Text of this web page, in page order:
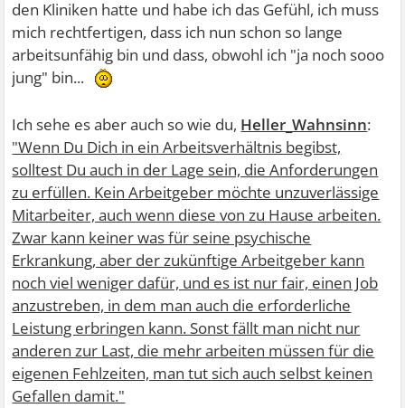
den Kliniken hatte und habe ich das Gefühl, ich muss
mich rechtfertigen, dass ich nun schon so lange
arbeitsunfähig bin und dass, obwohl ich "ja noch sooo
jung" bin...
Ich sehe es aber auch so wie du, Heller_Wahnsinn:
"Wenn Du Dich in ein Arbeitsverhältnis begibst,
solltest Du auch in der Lage sein, die Anforderungen
zu erfüllen. Kein Arbeitgeber möchte unzuverlässige
Mitarbeiter, auch wenn diese von zu Hause arbeiten.
Zwar kann keiner was für seine psychische
Erkrankung, aber der zukünftige Arbeitgeber kann
noch viel weniger dafür, und es ist nur fair, einen Job
anzustreben, in dem man auch die erforderliche
Leistung erbringen kann. Sonst fällt man nicht nur
anderen zur Last, die mehr arbeiten müssen für die
eigenen Fehlzeiten, man tut sich auch selbst keinen
Gefallen damit."